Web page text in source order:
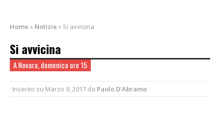
Home » Notizie » Si avvicina
Si avvicina
A Novara, domenica ore 15
Inserito su Marzo 9, 2017 da Paolo D'Abramo